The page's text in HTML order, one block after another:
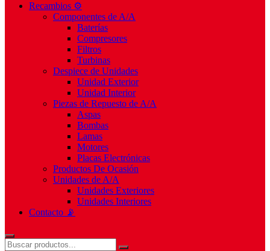
Recambios ⚙️
Componentes de A/A
Baterías
Compresores
Filtros
Turbinas
Despiece de Unidades
Unidad Exterior
Unidad Interior
Piezas de Repuesto de A/A
Aspas
Bombas
Lamas
Motores
Placas Electrónicas
Productos De Ocasión
Unidades de A/A
Unidades Exteriores
Unidades Interiores
Contacto 📡